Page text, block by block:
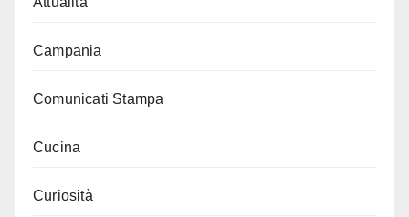
Campania
Comunicati Stampa
Cucina
Curiosità